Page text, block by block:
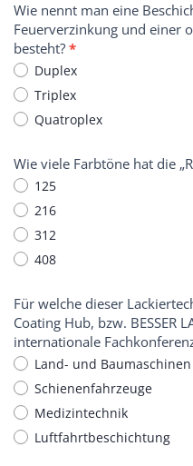
Wie nennt man eine
Feuerverzinkung und einer
besteht? *
Duplex
Triplex
Quatroplex
Wie viele Farbtöne hat die
125
216
312
408
Für welche dieser
Coating Hub, bzw. BESSER
internationale
Land- und Baumaschinen
Schienenfahrzeuge
Medizintechnik
Luftfahrtbeschichtung